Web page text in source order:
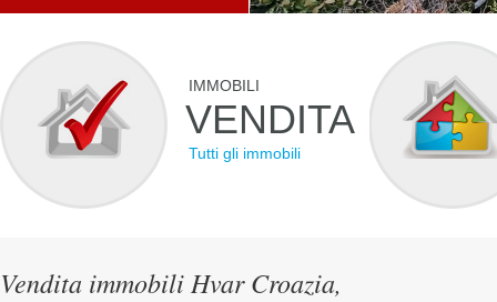
IMMOBILI
VENDITA
Tutti gli immobili
Vendita immobili Hvar Croazia,